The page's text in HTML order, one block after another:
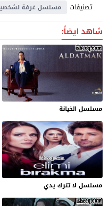
تصنيفات مسلسل غرفة
شاهد ايضاً:
مسلسل الخيانة
مسلسل لا تترك يدي